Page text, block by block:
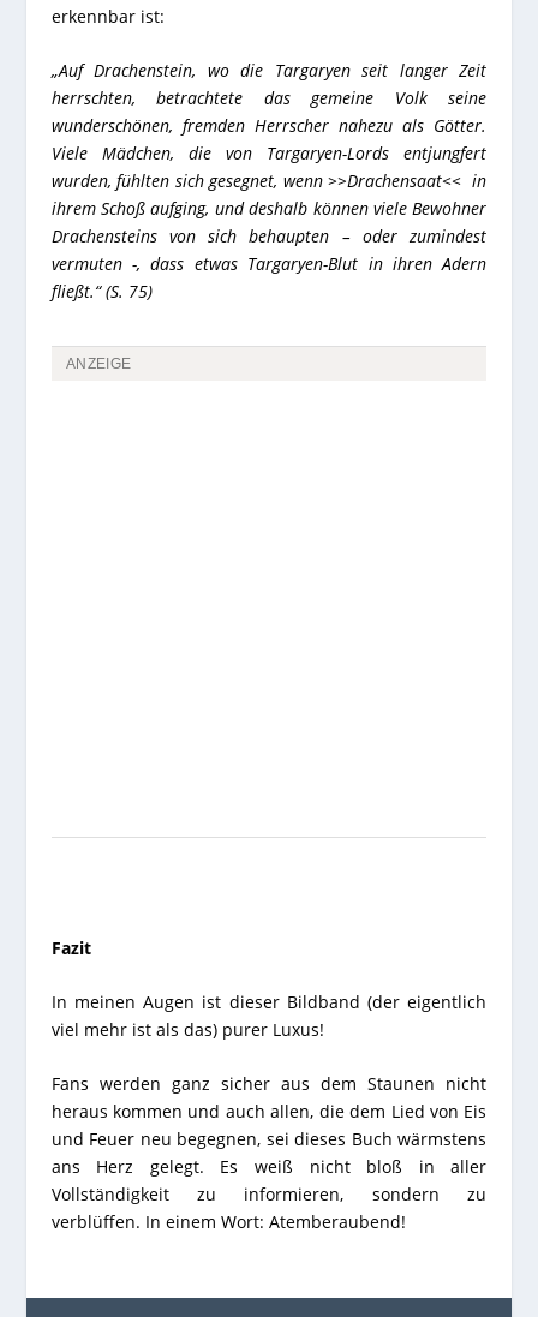
erkennbar ist:
„Auf Drachenstein, wo die Targaryen seit langer Zeit
herrschten, betrachtete das gemeine Volk seine
wunderschönen, fremden Herrscher nahezu als Götter.
Viele Mädchen, die von Targaryen-Lords entjungfert
wurden, fühlten sich gesegnet, wenn >>Drachensaat<< in
ihrem Schoß aufging, und deshalb können viele Bewohner
Drachensteins von sich behaupten – oder zumindest
vermuten -, dass etwas Targaryen-Blut in ihren Adern
fließt.“ (S. 75)
ANZEIGE
Fazit
In meinen Augen ist dieser Bildband (der eigentlich
viel mehr ist als das) purer Luxus!
Fans werden ganz sicher aus dem Staunen nicht
heraus kommen und auch allen, die dem Lied von Eis
und Feuer neu begegnen, sei dieses Buch wärmstens
ans Herz gelegt. Es weiß nicht bloß in aller
Vollständigkeit zu informieren, sondern zu
verblüffen. In einem Wort: Atemberaubend!